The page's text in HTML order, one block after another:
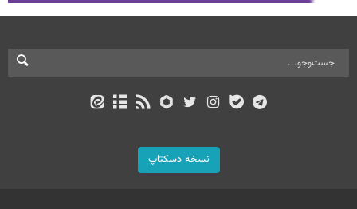
نسخه دسکتاپ